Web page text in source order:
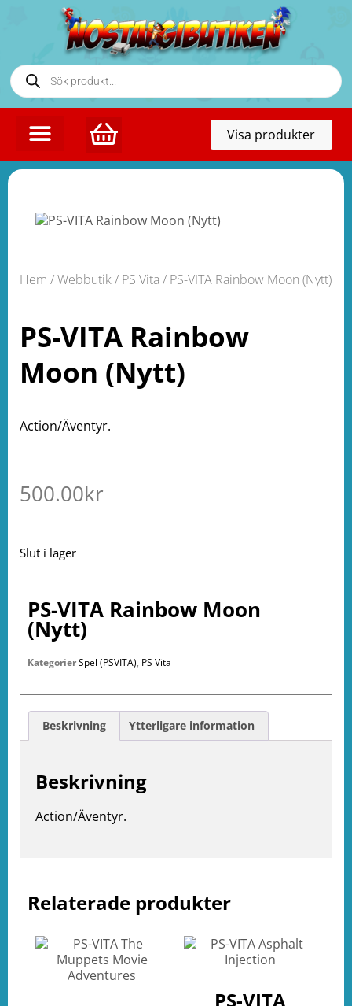
Visa produkter
Hem /Webbutik/ PS Vita / PS-VITA Rainbow Moon (Nytt)
PS-VITA Rainbow
Moon (Nytt)
Action/Äventyr.
500.00kr
Slut i lager
Relaterade produkter
PS-VITA
PS-VITA Rainbow Moon
(Nytt)
KategorierSpel (PSVITA), PS Vita
Beskrivning Ytterligare information
Beskrivning
Action/Äventyr.